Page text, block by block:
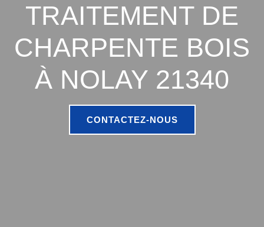
TRAITEMENT DE
CHARPENTE BOIS
À NOLAY 21340
CONTACTEZ-NOUS